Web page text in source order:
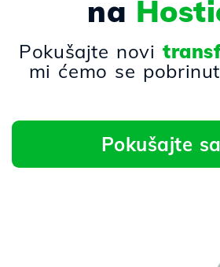
na
Pokušajte novi
mi ćemo se
Pokušajte